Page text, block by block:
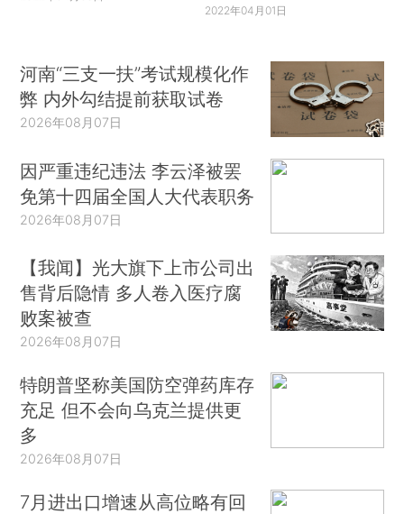
2022年04月01日
河南“三支一扶”考试规模化作
弊 内外勾结提前获取试卷
2026年08月07日
因严重违纪违法 李云泽被罢
免第十四届全国人大代表职务
2026年08月07日
【我闻】光大旗下上市公司出
售背后隐情 多人卷入医疗腐
败案被查
2026年08月07日
特朗普坚称美国防空弹药库存
充足 但不会向乌克兰提供更
多
2026年08月07日
7月进出口增速从高位略有回